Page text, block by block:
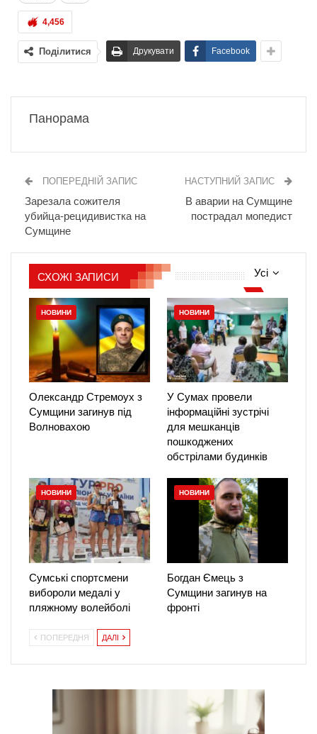
4,456
Поділитися Друкувати Facebook
Панорама
ПОПЕРЕДНІЙ ЗАПИС
Зарезала сожителя
убийца-рецидивистка на
Сумщине
НАСТУПНИЙ ЗАПИС
В аварии на Сумщине
пострадал мопедист
Усі
СХОЖІ ЗАПИСИ
НОВИНИ
Олександр Стремоух з
Сумщини загинув під
Волновахою
НОВИНИ
У Сумах провели
інформаційні зустрічі
для мешканців
пошкоджених
обстрілами будинків
НОВИНИ
Сумські спортсмени
вибороли медалі у
пляжному волейболі
НОВИНИ
Богдан Ємець з
Сумщини загинув на
фронті
ПОПЕРЕДНЯ ДАЛІ